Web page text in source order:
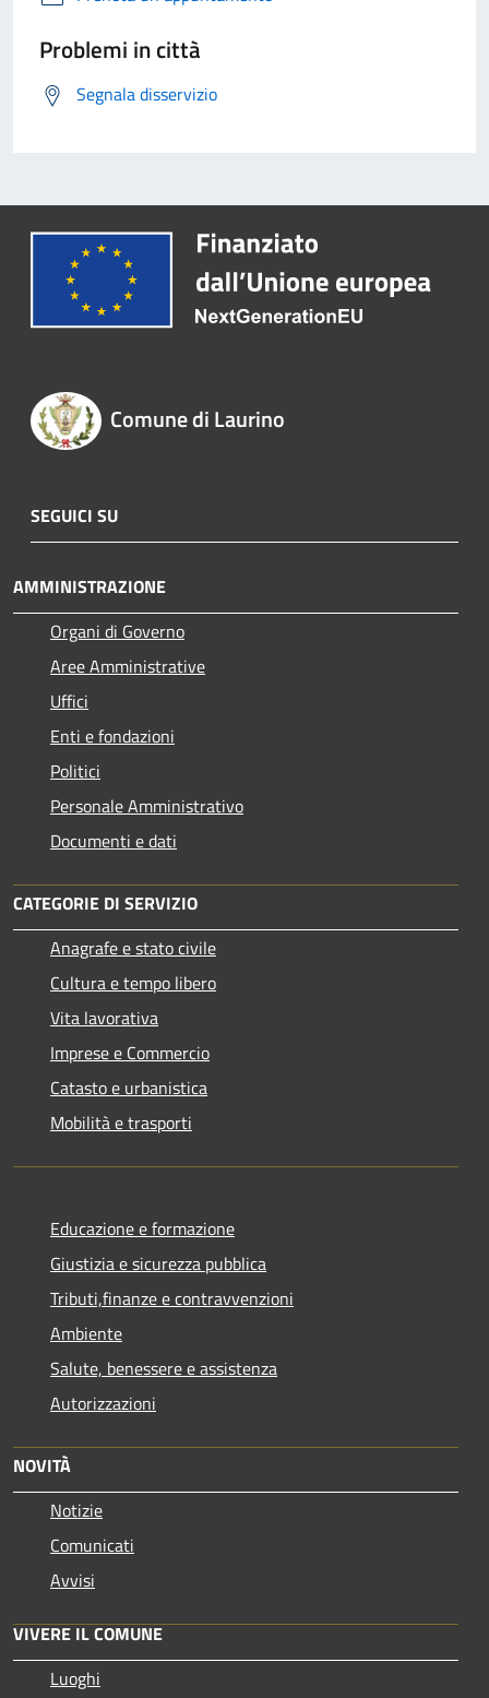
Problemi in città
Segnala disservizio
Comune di Laurino
SEGUICI SU
AMMINISTRAZIONE
Organi di Governo
Aree Amministrative
Uffici
Enti e fondazioni
Politici
Personale Amministrativo
Documenti e dati
CATEGORIE DI SERVIZIO
Anagrafe e stato civile
Cultura e tempo libero
Vita lavorativa
Imprese e Commercio
Catasto e urbanistica
Mobilità e trasporti
Educazione e formazione
Giustizia e sicurezza pubblica
Tributi,finanze e contravvenzioni
Ambiente
Salute, benessere e assistenza
Autorizzazioni
NOVITÀ
Notizie
Comunicati
Avvisi
VIVERE IL COMUNE
Luoghi